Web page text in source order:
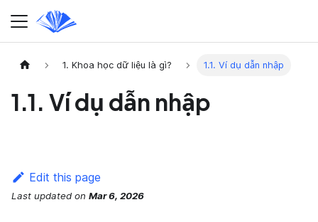
1. Khoa học dữ liệu là gì? 1.1. Ví dụ dẫn nhập
1.1. Ví dụ dẫn nhập
Edit this page
Last updated on Mar 6, 2026